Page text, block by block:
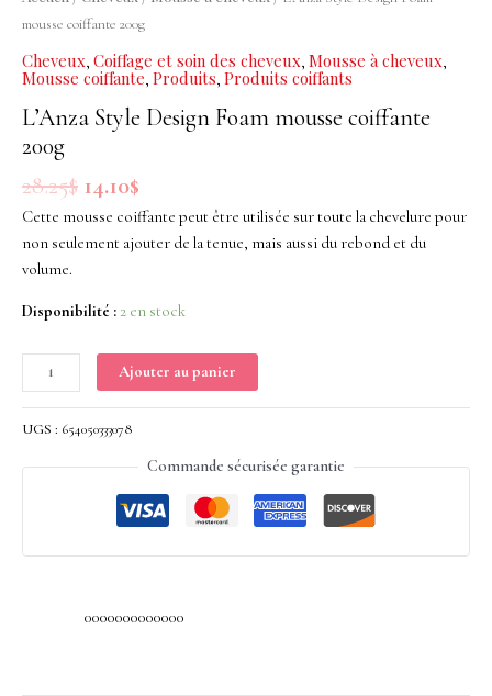
mousse coiffante 200g
Cheveux, Coiffage et soin des cheveux, Mousse à cheveux,
Mousse coiffante, Produits, Produits coiffants
L’Anza Style Design Foam mousse coiffante
200g
28.25$ 14.10$
Cette mousse coiffante peut être utilisée sur toute la chevelure pour
non seulement ajouter de la tenue, mais aussi du rebond et du
volume.
Disponibilité : 2 en stock
coiffante
Ajouter au panier
UGS : 654050333078
Commande sécurisée garantie
0000000000000